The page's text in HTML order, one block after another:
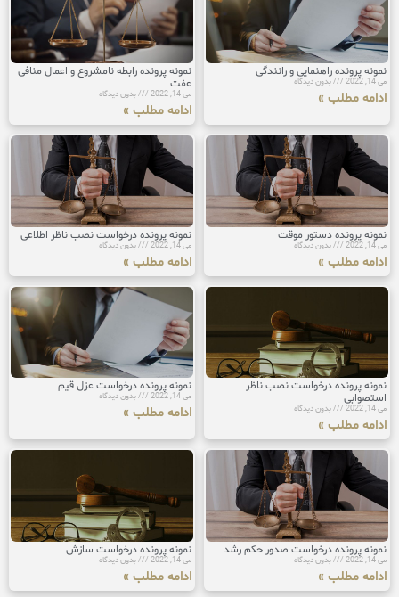
نمونه پرونده راهنمایی و رانندگی
می 14, 2022 بدون دیدگاه
ادامه مطلب »
نمونه پرونده رابطه نامشروع و اعمال منافی
عفت
می 14, 2022 بدون دیدگاه
ادامه مطلب »
نمونه پرونده دستور موقت
می 14, 2022 بدون دیدگاه
ادامه مطلب »
نمونه پرونده درخواست نصب ناظر اطلاعی
می 14, 2022 بدون دیدگاه
ادامه مطلب »
نمونه پرونده درخواست نصب ناظر
استصوابی
می 14, 2022 بدون دیدگاه
ادامه مطلب »
نمونه پرونده درخواست عزل قیم
می 14, 2022 بدون دیدگاه
ادامه مطلب »
نمونه پرونده درخواست صدور حکم رشد
می 14, 2022 بدون دیدگاه
ادامه مطلب »
نمونه پرونده درخواست سازش
می 14, 2022 بدون دیدگاه
ادامه مطلب »